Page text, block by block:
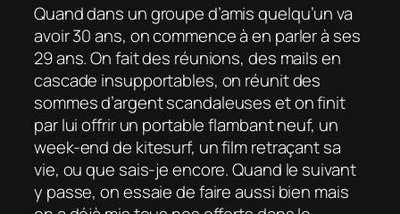
Quand dans un groupe d’amis quelqu’un va
avoir 30 ans, on commence à en parler à ses
29 ans. On fait des réunions, des mails en
cascade insupportables, on réunit des
sommes d’argent scandaleuses et on finit
par lui offrir un portable flambant neuf, un
week-end de kitesurf, un film retraçant sa
vie, ou que sais-je encore. Quand le suivant
y passe, on essaie de faire aussi bien mais